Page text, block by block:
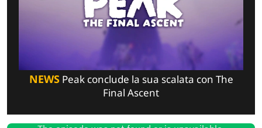
NEWSPeak conclude la sua scalata con The
Final Ascent